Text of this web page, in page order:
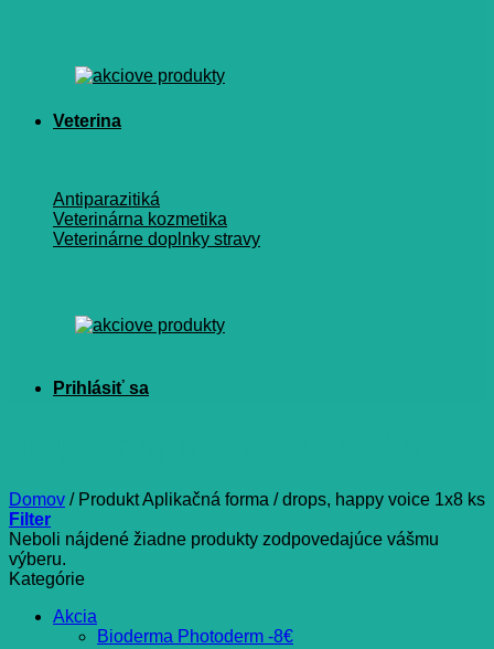
Veterina
Antiparazitiká
Veterinárna kozmetika
Veterinárne doplnky stravy
Domov /Produkt Aplikačná forma /drops, happy voice 1x8 ks
Filter
Neboli nájdené žiadne produkty zodpovedajúce vášmu
výberu.
Kategórie
Akcia
Bioderma Photoderm -8€